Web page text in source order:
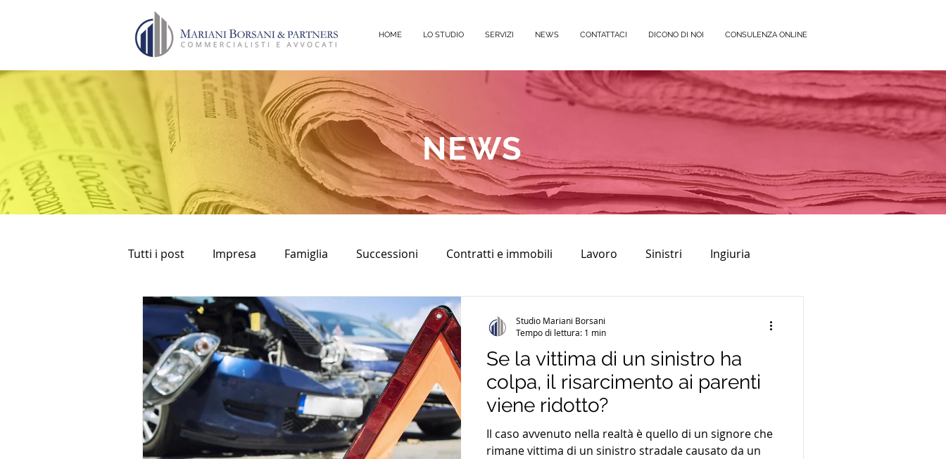
HOME LO STUDIO SERVIZI NEWS CONTATTACI DICONO DI NOI CONSULENZA ONLINE
NEWS
Tutti i post Impresa Famiglia Successioni Contratti e immobili Lavoro Sinistri Ingiuria
bancomat prelievi fisco diritto civile Immobili
Se la vittima di un sinistro ha
colpa, il risarcimento ai parenti
viene ridotto?
Il caso avvenuto nella realtà è quello di un signore che
rimane vittima di un sinistro stradale causato da un
Studio Mariani Borsani
Tempo di lettura: 1 min